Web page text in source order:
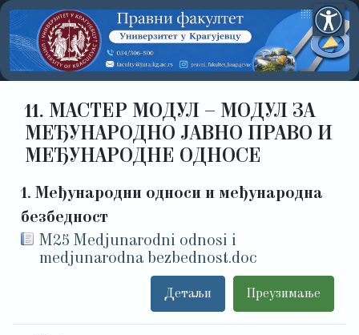
11. МАСТЕР МОДУЛ – МОДУЛ ЗА
МЕЂУНАРОДНО ЈАВНО ПРАВО И
МЕЂУНАРОДНЕ ОДНОСЕ
1. Међународни односи и међународна
безбедност
M25 Medjunarodni odnosi i
medjunarodna bezbednost.doc
Преузимање
Детаљи